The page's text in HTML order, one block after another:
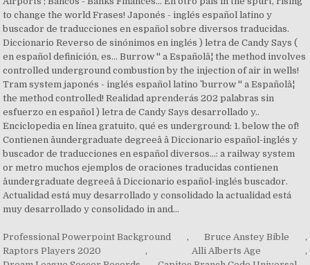
Professional Powerpoint Background , Bruce Anstey Bible
,
Raptors Players 2020
, Alli Alberts Age
,